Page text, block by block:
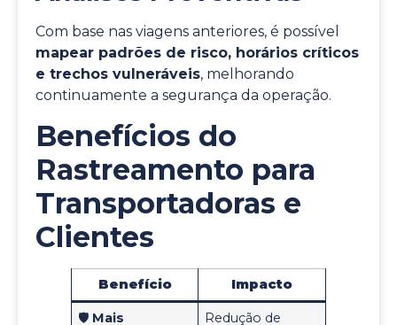
Com base nas viagens anteriores, é possível
mapear padrões de risco, horários críticos
e trechos vulneráveis, melhorando
continuamente a segurança da operação.
Benefícios do
Rastreamento para
Transportadoras e
Clientes
Benefício Impacto
🛡️ Mais
Redução de